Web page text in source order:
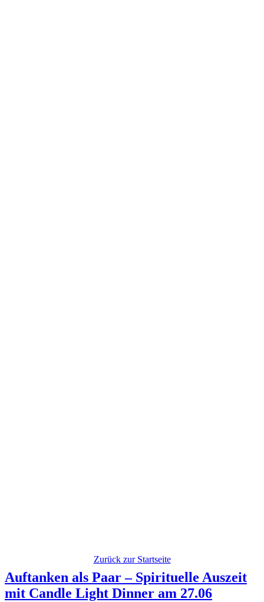
Auftanken als Paar – Spirituelle Auszeit
mit ‎Candle Light Dinner am 27.06
Zurück zur Startseite